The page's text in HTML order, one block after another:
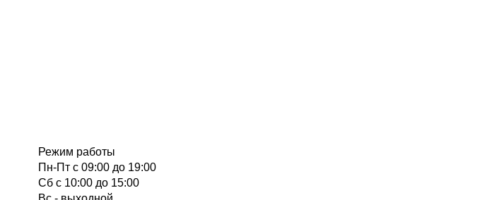
Режим работы
Пн-Пт с 09:00 до 19:00
Cб с 10:00 до 15:00